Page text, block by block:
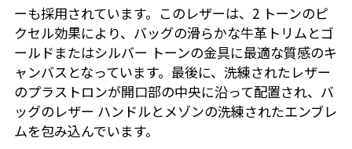
ーも採用されています。このレザーは、2 トーンのピ
クセル効果により、バッグの滑らかな牛革トリムとゴ
ールドまたはシルバー トーンの金具に最適な質感のキ
ャンバスとなっています。最後に、洗練されたレザー
のプラストロンが開口部の中央に沿って配置され、バ
ッグのレザー ハンドルとメゾンの洗練されたエンブレ
ムを包み込んでいます。